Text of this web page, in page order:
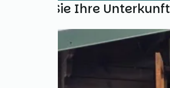
Finden Sie Ihre